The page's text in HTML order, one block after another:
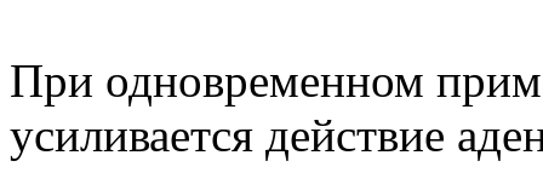
При одновременном
усиливается действие